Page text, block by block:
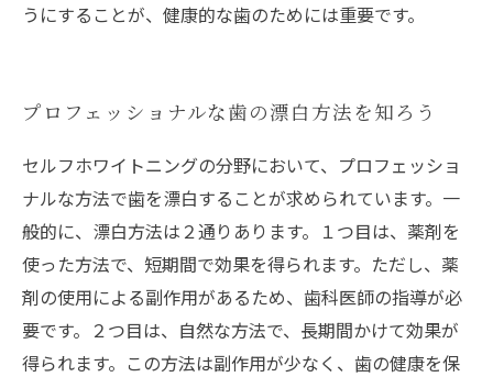
うにすることが、健康的な歯のためには重要です。
プロフェッショナルな歯の漂白方法を知ろう
セルフホワイトニングの分野において、プロフェッショ
ナルな方法で歯を漂白することが求められています。一
般的に、漂白方法は２通りあります。１つ目は、薬剤を
使った方法で、短期間で効果を得られます。ただし、薬
剤の使用による副作用があるため、歯科医師の指導が必
要です。２つ目は、自然な方法で、長期間かけて効果が
得られます。この方法は副作用が少なく、歯の健康を保